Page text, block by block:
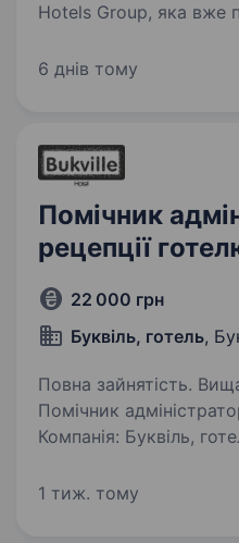
Hotels Group, яка вже
життя. Ми у пошуках
6 днів тому
Помічник
рецепції
22 000 грн
Буквіль, готель,
Повна зайнятість. Вища
Помічник
Компанія: Буквіль,
незакінчена освіта Бажане знання англійської
1 тиж. тому